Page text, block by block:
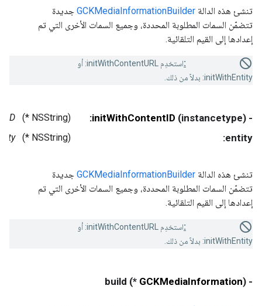
تنشئ هذه الدالة GCKMediaInformationBuilder جديدة
تتضمّن السمات المطلوبة المحددة، وجميع السمات الأخرى التي تم
إعدادها إلى القيم التلقائية.
استخدِم initWithContentURL: أو
initWithEntity: بدلاً من ذلك.
- (instancetype)
initWithContentID:
(NSString *)
entity:
(NSString *)
تنشئ هذه الدالة GCKMediaInformationBuilder جديدة
تتضمّن السمات المطلوبة المحددة، وجميع السمات الأخرى التي تم
إعدادها إلى القيم التلقائية.
استخدِم initWithContentURL: أو
initWithEntity: بدلاً من ذلك.
- (
GCKMediaInformation
*) build